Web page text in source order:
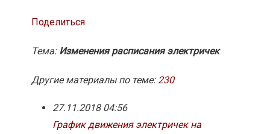
Поделиться
Тема: Изменения расписания электричек
Другие материалы по теме: 230
27.11.2018 04:56
График движения электричек на